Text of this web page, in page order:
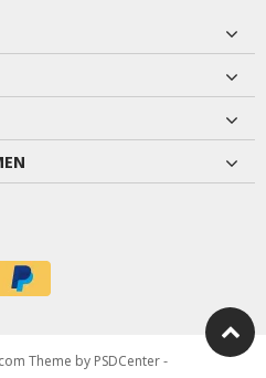
Theme by PSDCenter-